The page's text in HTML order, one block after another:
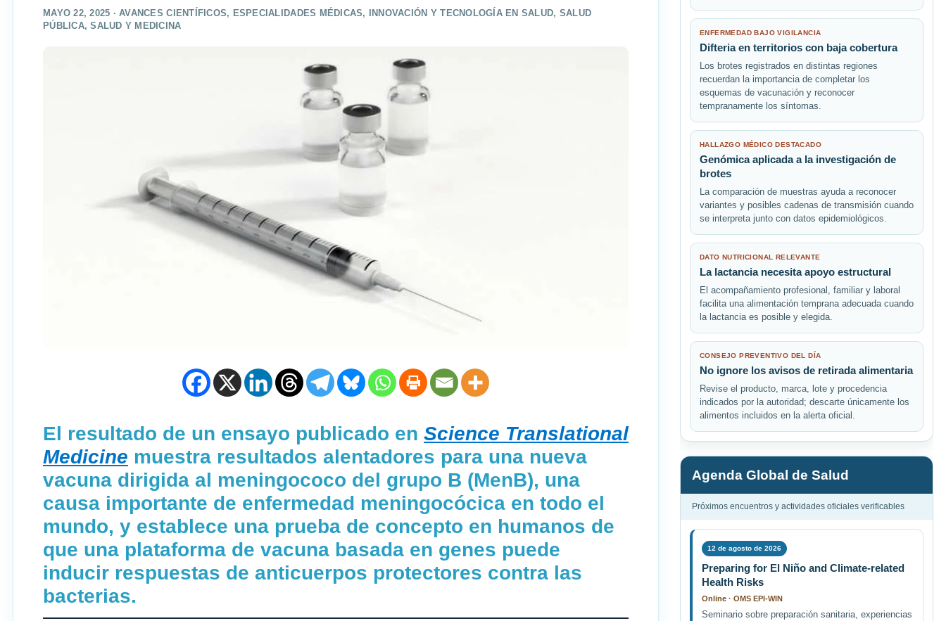
MAYO 22, 2025 ·AVANCES CIENTÍFICOS, ESPECIALIDADES MÉDICAS, INNOVACIÓN Y TECNOLOGÍA EN SALUD, SALUD
PÚBLICA,SALUD Y MEDICINA
El resultado de un ensayo publicado en Science Translational
Medicine muestra resultados alentadores para una nueva
vacuna dirigida al meningococo del grupo B (MenB), una
causa importante de enfermedad meningocócica en todo el
mundo, y establece una prueba de concepto en humanos de
que una plataforma de vacuna basada en genes puede
inducir respuestas de anticuerpos protectores contra las
bacterias.
ENFERMEDAD BAJO VIGILANCIA
Difteria en territorios con baja cobertura
Los brotes registrados en distintas regiones
recuerdan la importancia de completar los
esquemas de vacunación y reconocer
tempranamente los síntomas.
HALLAZGO MÉDICO DESTACADO
Genómica aplicada a la investigación de
brotes
La comparación de muestras ayuda a reconocer
variantes y posibles cadenas de transmisión cuando
se interpreta junto con datos epidemiológicos.
DATO NUTRICIONAL RELEVANTE
La lactancia necesita apoyo estructural
El acompañamiento profesional, familiar y laboral
facilita una alimentación temprana adecuada cuando
la lactancia es posible y elegida.
CONSEJO PREVENTIVO DEL DÍA
No ignore los avisos de retirada alimentaria
Revise el producto, marca, lote y procedencia
indicados por la autoridad; descarte únicamente los
alimentos incluidos en la alerta oficial.
Agenda Global de Salud
Próximos encuentros y actividades oficiales verificables
12 de agosto de 2026
Preparing for El Niño and Climate-related
Health Risks
Online · OMS EPI-WIN
Seminario sobre preparación sanitaria, experiencias